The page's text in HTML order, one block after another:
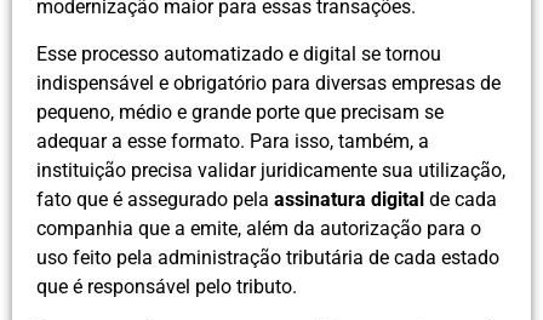
modernização maior para essas transações.
Esse processo automatizado e digital se tornou
indispensável e obrigatório para diversas empresas de
pequeno, médio e grande porte que precisam se
adequar a esse formato. Para isso, também, a
instituição precisa validar juridicamente sua utilização,
fato que é assegurado pela assinatura digital de cada
companhia que a emite, além da autorização para o
uso feito pela administração tributária de cada estado
que é responsável pelo tributo.